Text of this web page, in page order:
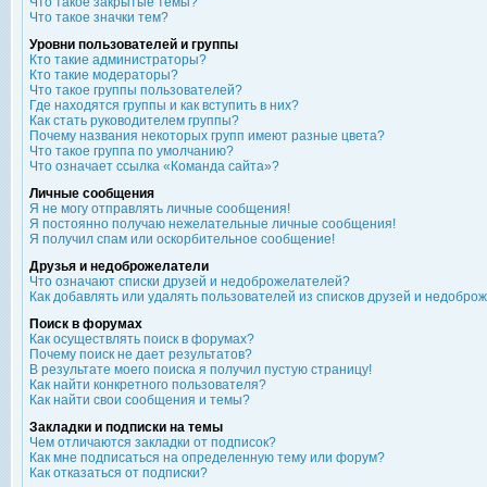
Что такое значки тем?
Уровни пользователей и группы
Кто такие администраторы?
Кто такие модераторы?
Что такое группы пользователей?
Где находятся группы и как вступить в них?
Как стать руководителем группы?
Почему названия некоторых групп имеют разные цвета?
Что такое группа по умолчанию?
Что означает ссылка «Команда сайта»?
Личные сообщения
Я не могу отправлять личные сообщения!
Я постоянно получаю нежелательные личные сообщения!
Я получил спам или оскорбительное сообщение!
Друзья и недоброжелатели
Что означают списки друзей и недоброжелателей?
Как добавлять или удалять пользователей из списков друзей и
Поиск в форумах
Как осуществлять поиск в форумах?
Почему поиск не дает результатов?
В результате моего поиска я получил пустую страницу!
Как найти конкретного пользователя?
Как найти свои сообщения и темы?
Закладки и подписки на темы
Чем отличаются закладки от подписок?
Как мне подписаться на определенную тему или форум?
Как отказаться от подписки?